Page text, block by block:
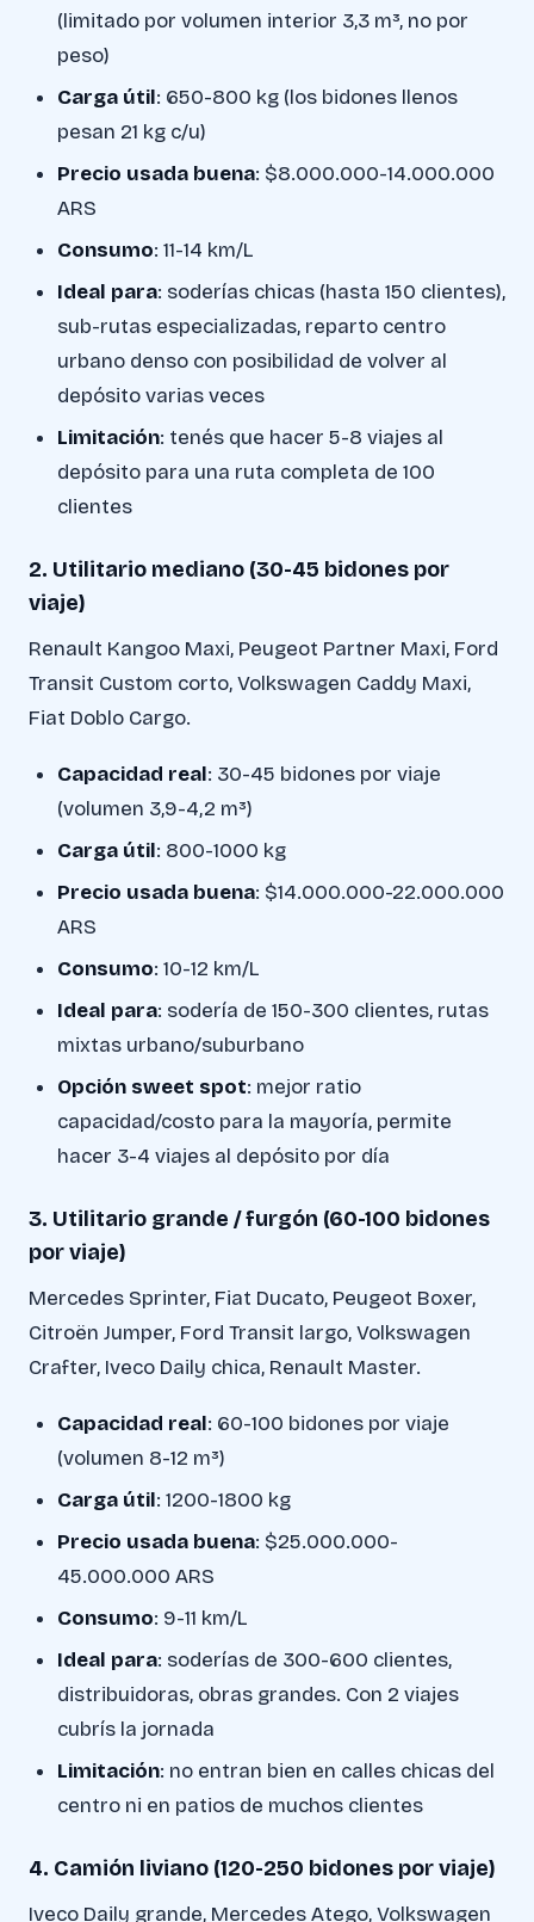
(limitado por volumen interior 3,3 m³, no por
peso)
Carga útil: 650-800 kg (los bidones llenos
pesan 21 kg c/u)
Precio usada buena: $8.000.000-14.000.000
ARS
Consumo: 11-14 km/L
Ideal para: soderías chicas (hasta 150 clientes),
sub-rutas especializadas, reparto centro
urbano denso con posibilidad de volver al
depósito varias veces
Limitación: tenés que hacer 5-8 viajes al
depósito para una ruta completa de 100
clientes
2. Utilitario mediano (30-45 bidones por
viaje)
Renault Kangoo Maxi, Peugeot Partner Maxi, Ford
Transit Custom corto, Volkswagen Caddy Maxi,
Fiat Doblo Cargo.
Capacidad real: 30-45 bidones por viaje
(volumen 3,9-4,2 m³)
Carga útil: 800-1000 kg
Precio usada buena: $14.000.000-22.000.000
ARS
Consumo: 10-12 km/L
Ideal para: sodería de 150-300 clientes, rutas
mixtas urbano/suburbano
Opción sweet spot: mejor ratio
capacidad/costo para la mayoría, permite
hacer 3-4 viajes al depósito por día
3. Utilitario grande / furgón (60-100 bidones
por viaje)
Mercedes Sprinter, Fiat Ducato, Peugeot Boxer,
Citroën Jumper, Ford Transit largo, Volkswagen
Crafter, Iveco Daily chica, Renault Master.
Capacidad real: 60-100 bidones por viaje
(volumen 8-12 m³)
Carga útil: 1200-1800 kg
Precio usada buena: $25.000.000-
45.000.000 ARS
Consumo: 9-11 km/L
Ideal para: soderías de 300-600 clientes,
distribuidoras, obras grandes. Con 2 viajes
cubrís la jornada
Limitación: no entran bien en calles chicas del
centro ni en patios de muchos clientes
4. Camión liviano (120-250 bidones por viaje)
Iveco Daily grande, Mercedes Atego, Volkswagen